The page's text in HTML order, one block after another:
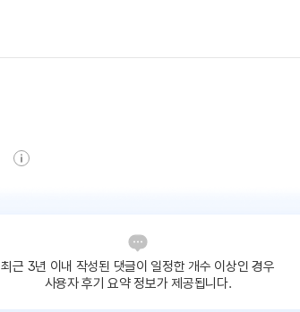
최근 3년 이내 작성된 댓글이 일정한 개수 이상인 경우
사용자 후기 요약 정보가 제공됩니다.